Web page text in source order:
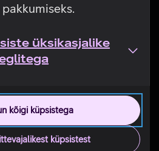
üksikasjalike
kõigi küpsistega
küpsistest